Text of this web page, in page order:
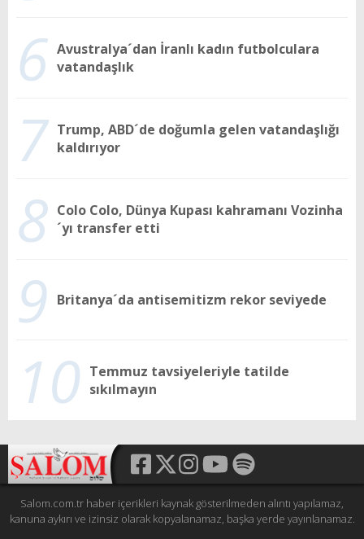
6 Avustralya´dan İranlı kadın futbolculara
vatandaşlık
7 Trump, ABD´de doğumla gelen vatandaşlığı
kaldırıyor
8 Colo Colo, Dünya Kupası kahramanı Vozinha
´yı transfer etti
9 Britanya´da antisemitizm rekor seviyede
10 Temmuz tavsiyeleriyle tatilde
sıkılmayın
Salom.com.tr haber içerikleri kaynak gösterilmeden alıntı yapılamaz,
kanuna aykırı ve izinsiz olarak kopyalanamaz, başka yerde yayınlanamaz.